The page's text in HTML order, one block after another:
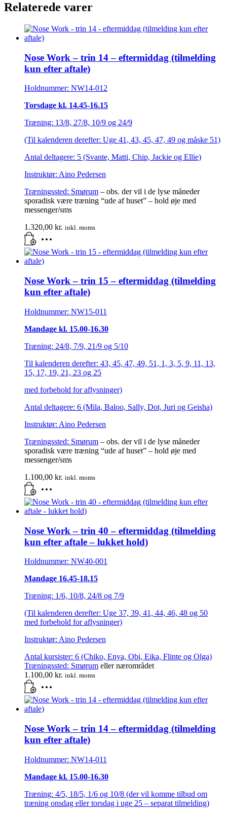
Relaterede varer
Nose Work – trin 14 – eftermiddag (tilmelding
kun efter aftale)
Holdnummer: NW14-012
Torsdage kl. 14.45-16.15
Træning: 13/8, 27/8, 10/9 og 24/9
(Til kalenderen derefter: Uge 41, 43, 45, 47, 49 og måske 51)
Antal deltagere: 5 (Svante, Matti, Chip, Jackie og Ellie)
Instruktør: Aino Pedersen
Træningssted: Smørum – obs. der vil i de lyse måneder
sporadisk være træning “ude af huset” – hold øje med
messenger/sms
1.320,00 kr. inkl. moms
Nose Work – trin 15 – eftermiddag (tilmelding
kun efter aftale)
Holdnummer: NW15-011
Mandage kl. 15.00-16.30
Træning: 24/8, 7/9, 21/9 og 5/10
Til kalenderen derefter: 43, 45, 47, 49, 51, 1, 3, 5, 9, 11, 13,
15, 17, 19, 21, 23 og 25
med forbehold for aflysninger)
Antal deltagere: 6 (Mila, Baloo, Sally, Dot, Juri og Geisha)
Instruktør: Aino Pedersen
Træningssted: Smørum – obs. der vil i de lyse måneder
sporadisk være træning “ude af huset” – hold øje med
messenger/sms
1.100,00 kr. inkl. moms
Nose Work – trin 40 – eftermiddag (tilmelding
kun efter aftale – lukket hold)
Holdnummer: NW40-001
Mandage 16.45-18.15
Træning: 1/6, 10/8, 24/8 og 7/9
(Til kalenderen derefter: Uge 37, 39, 41, 44, 46, 48 og 50
med forbehold for aflysninger)
Instruktør: Aino Pedersen
Antal kursister: 6 (Chiko, Enya, Obi, Eika, Flinte og Olga)
Træningssted: Smørum eller nærområdet
1.100,00 kr. inkl. moms
Nose Work – trin 14 – eftermiddag (tilmelding
kun efter aftale)
Holdnummer: NW14-011
Mandage kl. 15.00-16.30
Træning: 4/5, 18/5, 1/6 og 10/8 (der vil komme tilbud om
træning onsdag eller torsdag i uge 25 – separat tilmelding)